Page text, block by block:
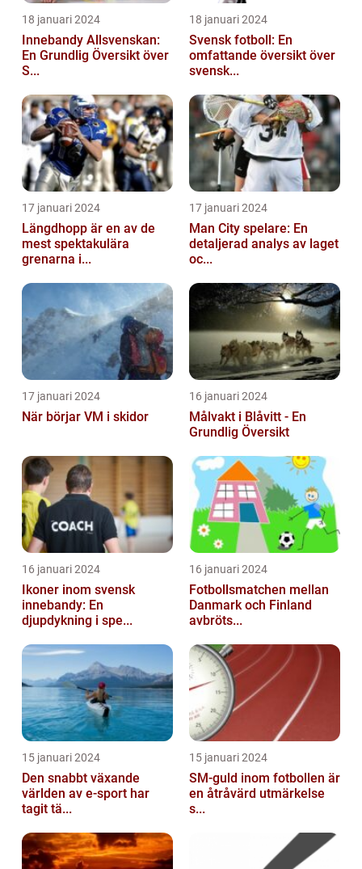
18 januari 2024
Innebandy Allsvenskan:
En Grundlig Översikt över
S...
18 januari 2024
Svensk fotboll: En
omfattande översikt över
svensk...
17 januari 2024
Längdhopp är en av de
mest spektakulära
grenarna i...
17 januari 2024
Man City spelare: En
detaljerad analys av laget
oc...
17 januari 2024
När börjar VM i skidor
16 januari 2024
Målvakt i Blåvitt - En
Grundlig Översikt
16 januari 2024
Ikoner inom svensk
innebandy: En
djupdykning i spe...
16 januari 2024
Fotbollsmatchen mellan
Danmark och Finland
avbröts...
15 januari 2024
Den snabbt växande
världen av e-sport har
tagit tä...
15 januari 2024
SM-guld inom fotbollen är
en åtråvärd utmärkelse
s...